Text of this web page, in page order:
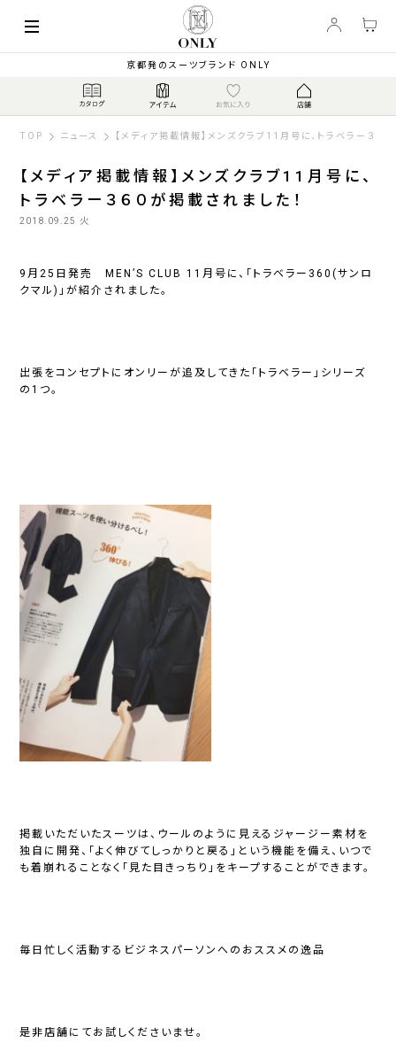
京都発のスーツブランド ONLY
TOP ニュース 【メディア掲載情報】メンズクラブ11月号に、トラベラー３６
【メディア掲載情報】メンズクラブ11月号に、
トラベラー３６０が掲載されました！
2018.09.25 火
9月25日発売 MEN’S CLUB 11月号に、「トラベラー360(サンロ
クマル)」が紹介されました。
出張をコンセプトにオンリーが追及してきた「トラベラー」シリーズ
の1つ。
掲載いただいたスーツは、ウールのように見えるジャージー素材を
独自に開発、「よく伸びてしっかりと戻る」という機能を備え、いつで
も着崩れることなく「見た目きっちり」をキープすることができます。
毎日忙しく活動するビジネスパーソンへのおススメの逸品
是非店舗にてお試しくださいませ。